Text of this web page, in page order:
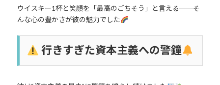
ウイスキー1杯と笑顔を「最高のごちそう」と言える──そ
んな心の豊かさが彼の魅力でした
行きすぎた資本主義への警鐘